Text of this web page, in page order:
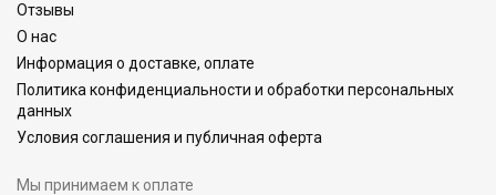
Отзывы
О нас
Информация о доставке, оплате
Политика конфиденциальности и обработки персональных
данных
Условия соглашения и публичная оферта
Мы принимаем к оплате